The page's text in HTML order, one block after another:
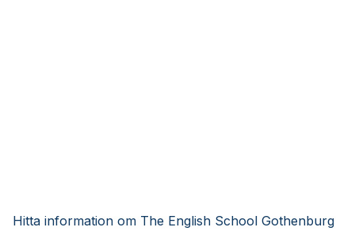
Hitta information om The English School Gothenburg